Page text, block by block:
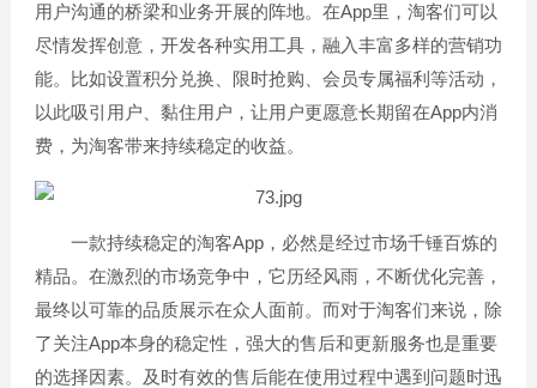
用户沟通的桥梁和业务开展的阵地。在App里，淘客们可以
尽情发挥创意，开发各种实用工具，融入丰富多样的营销功
能。比如设置积分兑换、限时抢购、会员专属福利等活动，
以此吸引用户、黏住用户，让用户更愿意长期留在App内消
费，为淘客带来持续稳定的收益。
一款持续稳定的淘客App，必然是经过市场千锤百炼的
精品。在激烈的市场竞争中，它历经风雨，不断优化完善，
最终以可靠的品质展示在众人面前。而对于淘客们来说，除
了关注App本身的稳定性，强大的售后和更新服务也是重要
的选择因素。及时有效的售后能在使用过程中遇到问题时迅